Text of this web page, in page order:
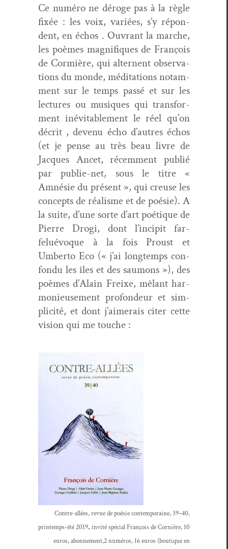
Ce numéro ne déroge pas à la règle
fixée : les voix, var­iées, s’y répon­
dent, en échos . Ouvrant la marche,
les poèmes mag­nifiques de François
de Cormière, qui alter­nent obser­va­
tions du monde, médi­ta­tions notam­
ment sur le temps passé et sur les
lec­tures ou musiques qui trans­for­
ment inévitable­ment le réel qu’on
décrit , devenu écho d’autres échos
(et je pense au très beau livre de
Jacques Ancet, récem­ment pub­lié
par pub­lie-net, sous le titre «
Amnésie du présent », qui creuse les
con­cepts de réal­isme et de poésie). A
la suite, d’une sorte d’art poé­tique de
Pierre Dro­gi, dont l’in­cip­it far­
feluévoque à la fois Proust et
Umber­to Eco (« j’ai longtemps con­
fon­du les îles et des saumons »), des
poèmes d’Alain Freixe, mêlant har­
monieuse­ment pro­fondeur et sim­
plic­ité, et dont j’aimerais citer cette
vision qui me touche :
Con­tre-allées, revue de poésie con­tem­po­raine, 39–40,
print­emps-été 2019„ invité spé­cial François de Cornière, 10
euros, abonnement,2 numéros, 16 euros (bou­tique en